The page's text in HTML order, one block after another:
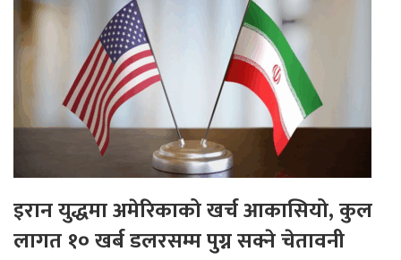
इरान युद्धमा अमेरिकाको खर्च आकासियो, कुल
लागत १० खर्ब डलरसम्म पुग्न सक्ने चेतावनी